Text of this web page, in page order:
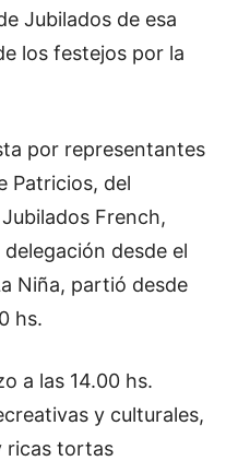
Jubilados de esa
los festejos por la
por representantes
Patricios, del
French,
desde el
Niña, partió desde
hs.
a las 14.00 hs.
y culturales,
ricas tortas